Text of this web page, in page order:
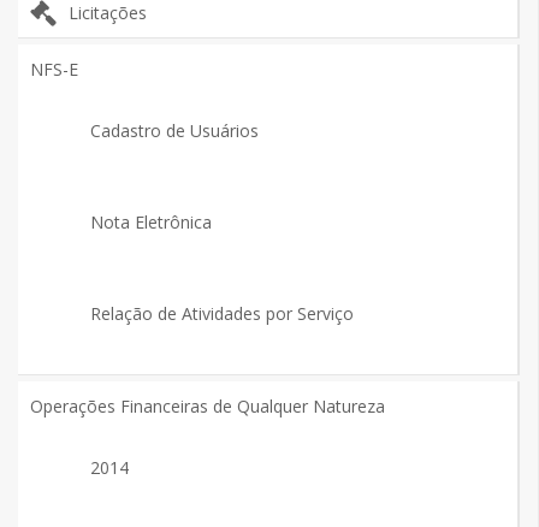
Licitações
NFS-E
Cadastro de Usuários
Nota Eletrônica
Relação de Atividades por Serviço
Operações Financeiras de Qualquer Natureza
2014